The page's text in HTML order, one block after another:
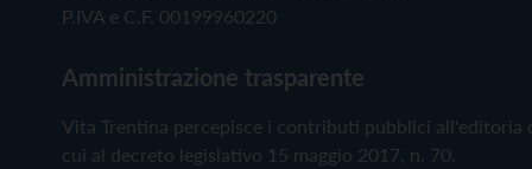
P.IVA e C.F. 00199960220
Amministrazione trasparente
Vita Trentina percepisce i contributi pubblici all'editoria
cui al decreto legislativo 15 maggio 2017, n. 70.